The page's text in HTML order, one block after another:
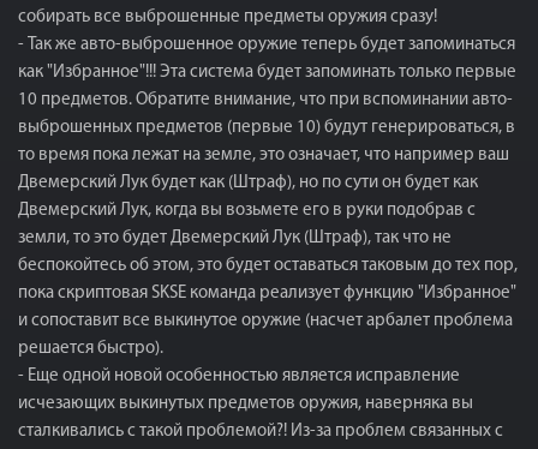
собирать все выброшенные предметы оружия сразу!
- Так же авто-выброшенное оружие теперь будет запоминаться
как "Избранное"!!! Эта система будет запоминать только первые
10 предметов. Обратите внимание, что при вспоминании авто-
выброшенных предметов (первые 10) будут генерироваться, в
то время пока лежат на земле, это означает, что например ваш
Двемерский Лук будет как (Штраф), но по сути он будет как
Двемерский Лук, когда вы возьмете его в руки подобрав с
земли, то это будет Двемерский Лук (Штраф), так что не
беспокойтесь об этом, это будет оставаться таковым до тех пор,
пока скриптовая SKSE команда реализует функцию "Избранное"
и сопоставит все выкинутое оружие (насчет арбалет проблема
решается быстро).
- Еще одной новой особенностью является исправление
исчезающих выкинутых предметов оружия, наверняка вы
сталкивались с такой проблемой?! Из-за проблем связанных с